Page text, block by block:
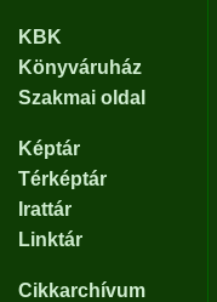
KBK
Könyváruház
Szakmai oldal
Képtár
Térképtár
Irattár
Linktár
Cikkarchívum